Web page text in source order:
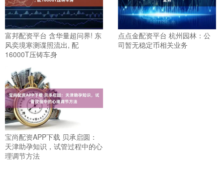
富邦配资平台 含华量超问界! 东
风奕境寒测谍照流出, 配
16000T压铸车身
点点金配资平台 杭州园林：公
司暂无稳定币相关业务
宝尚配资APP下载 贝承启圆：
天津助孕知识，试管过程中的心
理调节方法